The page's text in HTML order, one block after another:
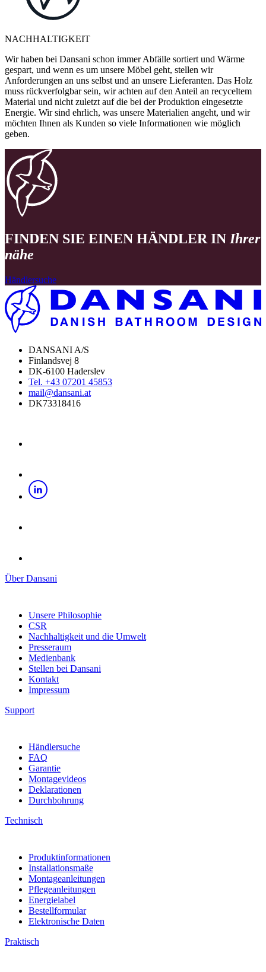
NACHHALTIGKEIT
Wir haben bei Dansani schon immer Abfälle sortiert und Wärme
gespart, und wenn es um unsere Möbel geht, stellen wir
Anforderungen an uns selbst und an unsere Lieferanten. Das Holz
muss rückverfolgbar sein, wir achten auf den Anteil an recyceltem
Material und nicht zuletzt auf die bei der Produktion eingesetzte
Energie. Wir sind ehrlich, was unsere Materialien angeht, und wir
möchten Ihnen als Kunden so viele Informationen wie möglich
geben.
FINDEN SIE EINEN HÄNDLER IN Ihrer
nähe
Händlersuche
DANSANI A/S
Finlandsvej 8
DK-6100 Haderslev
Tel. +43 07201 45853
mail@dansani.at
DK73318416
Über Dansani
Unsere Philosophie
CSR
Nachhaltigkeit und die Umwelt
Presseraum
Medienbank
Stellen bei Dansani
Kontakt
Impressum
Support
Händlersuche
FAQ
Garantie
Montagevideos
Deklarationen
Durchbohrung
Technisch
Produktinformationen
Installationsmaße
Montageanleitungen
Pflegeanleitungen
Energielabel
Bestellformular
Elektronische Daten
Praktisch